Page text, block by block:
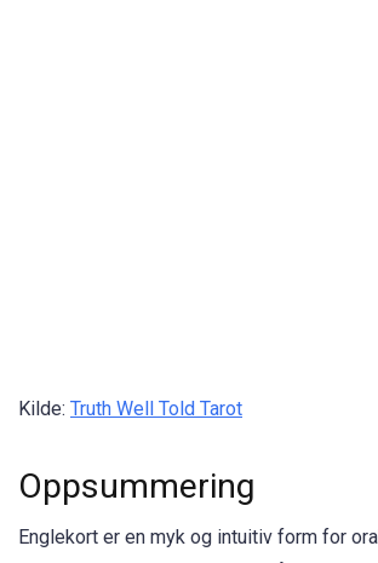
Kilde: Truth Well Told Tarot
Oppsummering
Englekort er en myk og intuitiv form for